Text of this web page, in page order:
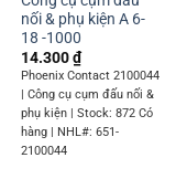
nối & phụ kiện A 6-
18 -1000
14.300₫
Phoenix Contact 2100044
| Công cụ cụm đấu nối &
phụ kiện | Stock: 872 Có
hàng | NHL#: 651-
2100044